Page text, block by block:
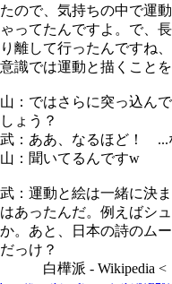
たので、気持ちの中で運
ゃってたんですよ。で、
り離して行ったんですね
意識では運動と描くこと
山：ではさらに突っ込ん
しょう？
武：ああ、なるほど！ ...
山：聞いてるんですw
武：運動と絵は一緒に決
はあったんだ。例えばシ
か。あと、日本の詩のム
だっけ？
白樺派 - Wikipedia <